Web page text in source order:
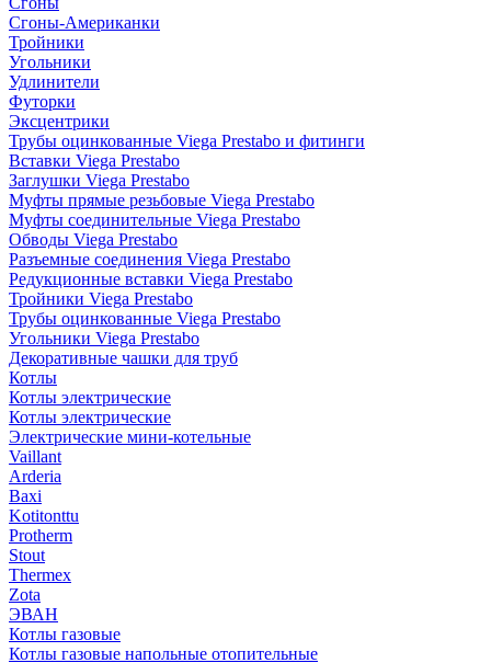
Сгоны-Американки
Тройники
Угольники
Удлинители
Футорки
Эксцентрики
Трубы оцинкованные Viega Prestabo и фитинги
Вставки Viega Prestabo
Заглушки Viega Prestabo
Муфты прямые резьбовые Viega Prestabo
Муфты соединительные Viega Prestabo
Обводы Viega Prestabo
Разъемные соединения Viega Prestabo
Редукционные вставки Viega Prestabo
Тройники Viega Prestabo
Трубы оцинкованные Viega Prestabo
Угольники Viega Prestabo
Декоративные чашки для труб
Котлы
Котлы электрические
Котлы электрические
Электрические мини-котельные
Vaillant
Arderia
Baxi
Kotitonttu
Protherm
Stout
Thermex
Zota
ЭВАН
Котлы газовые
Котлы газовые напольные отопительные